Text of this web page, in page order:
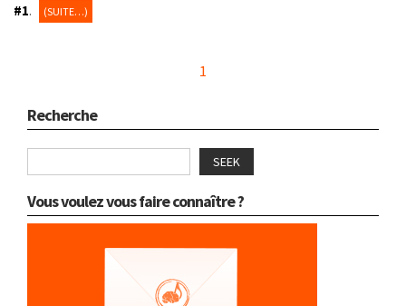
#1. (SUITE…)
1
Recherche
SEEK
Vous voulez vous faire connaître ?